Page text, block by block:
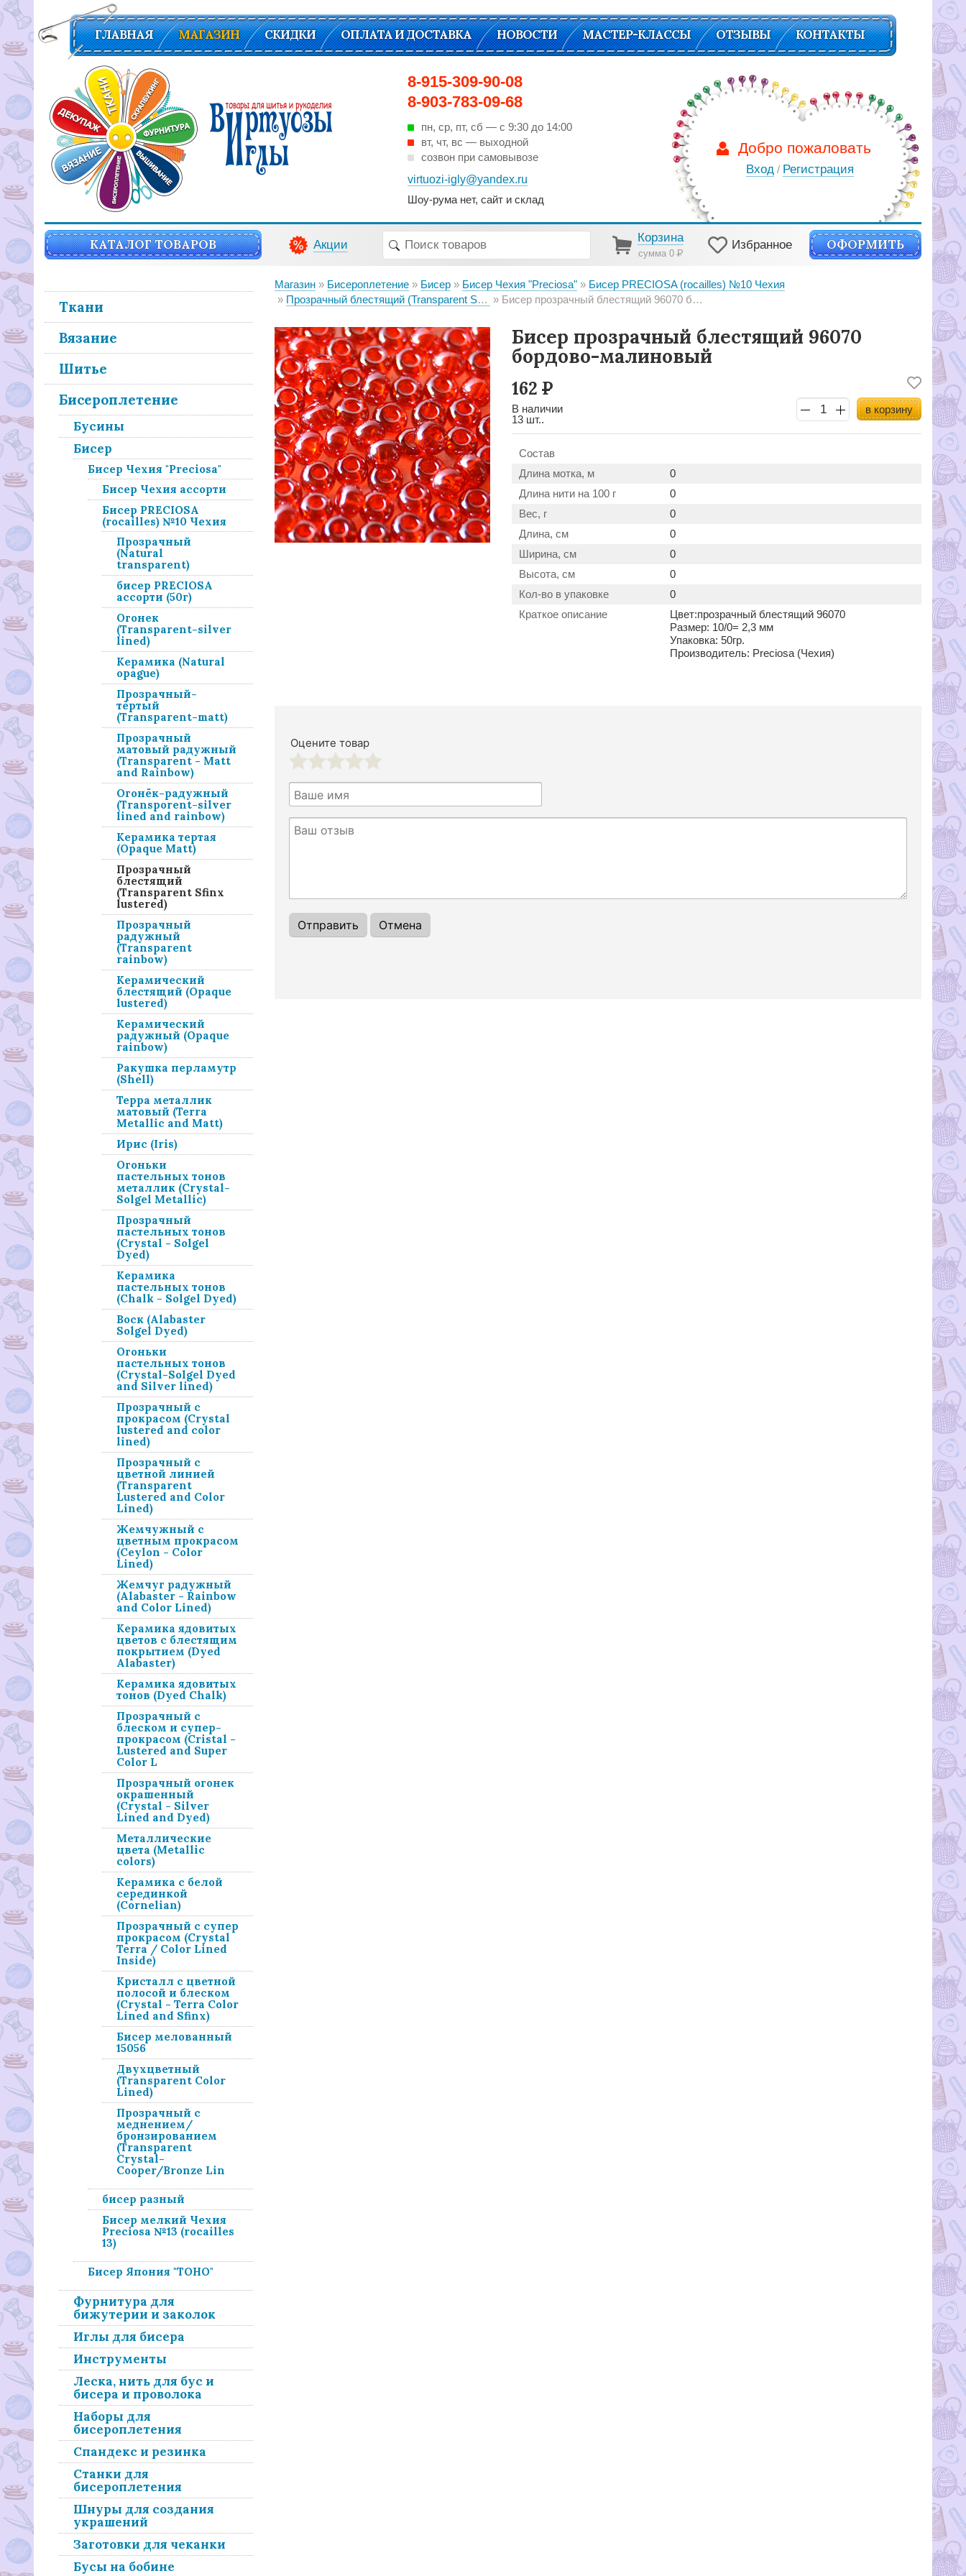
8-915-309-90-08
8-903-783-09-68
пн, ср, пт, cб — с 9:30 до 14:00
вт, чт, вс — выходной
созвон при самовывозе
virtuozi-igly@yandex.ru
Шоу-рума нет, сайт и склад
ГЛАВНАЯ МАГАЗИН СКИДКИ ОПЛАТА И ДОСТАВКА НОВОСТИ МАСТЕР-КЛАССЫ ОТЗЫВЫ КОНТАКТЫ
Добро пожаловать
Вход / Регистрация
КАТАЛОГ ТОВАРОВ Акции
Корзина
сумма 0Р
Избранное ОФОРМИТЬ
Ткани
Вязание
Шитье
Бисероплетение
Бусины
Бисер
Бисер Чехия "Preciosa"
Бисер Чехия ассорти
Бисер PRECIOSA
(rocailles) №10 Чехия
Прозрачный
(Natural
transparent)
бисер PRECIOSA
ассорти (50г)
Огонек
(Transparent-silver
lined)
Керамика (Natural
opague)
Прозрачный-
тёртый
(Transparent-matt)
Прозрачный
матовый радужный
(Transparent - Matt
and Rainbow)
Огонёк-радужный
(Transporent-silver
lined and rainbow)
Керамика тертая
(Opaque Matt)
Прозрачный
блестящий
(Transparent Sfinx
lustered)
Прозрачный
радужный
(Transparent
rainbow)
Керамический
блестящий (Opaque
lustered)
Керамический
радужный (Opaque
rainbow)
Ракушка перламутр
(Shell)
Терра металлик
матовый (Terra
Metallic and Matt)
Ирис (Iris)
Огоньки
пастельных тонов
металлик (Crystal-
Solgel Metallic)
Прозрачный
пастельных тонов
(Crystal - Solgel
Dyed)
Керамика
пастельных тонов
(Chalk - Solgel Dyed)
Воск (Alabaster
Solgel Dyed)
Огоньки
пастельных тонов
(Crystal-Solgel Dyed
and Silver lined)
Прозрачный с
прокрасом (Crystal
lustered and color
lined)
Прозрачный с
цветной линией
(Transparent
Lustered and Color
Lined)
Жемчужный с
цветным прокрасом
(Ceylon - Color
Lined)
Жемчуг радужный
(Alabaster - Rainbow
and Color Lined)
Керамика ядовитых
цветов с блестящим
покрытием (Dyed
Alabaster)
Керамика ядовитых
тонов (Dyed Chalk)
Прозрачный с
блеском и супер-
прокрасом (Cristal -
Lustered and Super
Color L
Прозрачный огонек
окрашенный
(Crystal - Silver
Lined and Dyed)
Металлические
цвета (Metallic
colors)
Керамика с белой
серединкой
(Cornelian)
Прозрачный с супер
прокрасом (Crystal
Terra / Color Lined
Inside)
Кристалл с цветной
полосой и блеском
(Crystal - Terra Color
Lined and Sfinx)
Бисер мелованный
15056
Двухцветный
(Transparent Color
Lined)
Прозрачный с
меднением/
бронзированием
(Transparent
Crystal-
Cooper/Bronze Lin
бисер разный
Бисер мелкий Чехия
Preciosa №13 (rocailles
13)
Бисер Япония "ТОНО"
Фурнитура для
бижутерии и заколок
Иглы для бисера
Инструменты
Леска, нить для бус и
бисера и проволока
Наборы для
бисероплетения
Спандекс и резинка
Станки для
бисероплетения
Шнуры для создания
украшений
Заготовки для чеканки
Бусы на бобине
Магазин Бисероплетение Бисер Бисер Чехия "Preciosa"
Бисер PRECIOSA (rocailles) №10 Чехия
Прозрачный блестящий (Transparent Sfinx lustered)
Бисер прозрачный блестящий 96070 бордово-малиновый
Бисер прозрачный блестящий 96070
бордово-малиновый
162 Р
В наличии
13 шт..
в корзину
Состав
Длина мотка, м
0
Длина нити на 100 г
0
Вес, г
0
Длина, см
0
Ширина, см
0
Высота, см
0
Кол-во в упаковке
0
Краткое описание
Цвет:прозрачный блестящий 96070
Размер: 10/0= 2,3 мм
Упаковка: 50гр.
Производитель: Preciosa (Чехия)
Оцените товар